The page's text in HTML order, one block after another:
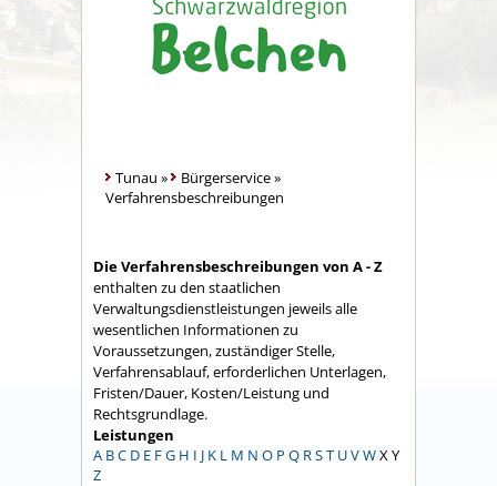
Tunau » Bürgerservice»
Verfahrensbeschreibungen
Die Verfahrensbeschreibungen von A - Z
enthalten zu den staatlichen
Verwaltungsdienstleistungen jeweils alle
wesentlichen Informationen zu
Voraussetzungen, zuständiger Stelle,
Verfahrensablauf, erforderlichen Unterlagen,
Fristen/Dauer, Kosten/Leistung und
Rechtsgrundlage.
Leistungen
A BC D E FG H I J K L M N O P Q RST UVWX Y
Z